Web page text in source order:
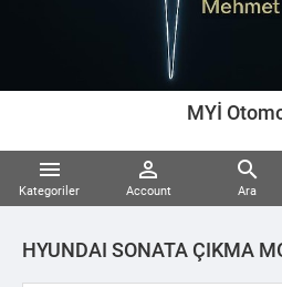
MYİ

Kategoriler

Account

Ara
HYUNDAI SONATA ÇIKMA